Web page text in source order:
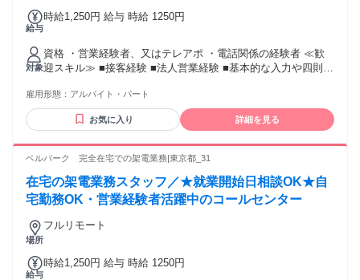
給与
時給1,250円 給与 時給 1250円
対象
資格 ・営業経験者、又はテレアポ ・電話関係の経験者 ≪歓
迎スキル≫ ■接客経験 ■法人営業経験 ■基本的な入力や四則計
雇用形態： アルバイト・パート
お気に入り 詳細を見る
ベルパーク 完全在宅での架電業務|東京都_31
在宅の架電業務スタッフ／★就業開始日相談OK★自
宅勤務OK・営業経験者活躍中のコールセンター
場所
フルリモート
給与
時給1,250円 給与 時給 1250円